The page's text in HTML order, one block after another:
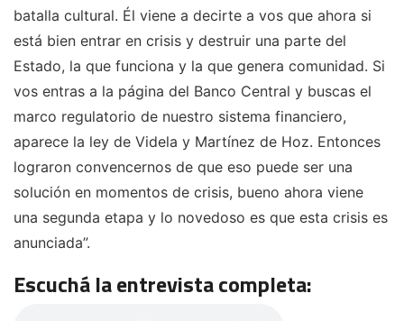
batalla cultural. Él viene a decirte a vos que ahora si
está bien entrar en crisis y destruir una parte del
Estado, la que funciona y la que genera comunidad. Si
vos entras a la página del Banco Central y buscas el
marco regulatorio de nuestro sistema financiero,
aparece la ley de Videla y Martínez de Hoz. Entonces
lograron convencernos de que eso puede ser una
solución en momentos de crisis, bueno ahora viene
una segunda etapa y lo novedoso es que esta crisis es
anunciada”.
Escuchá la entrevista completa: